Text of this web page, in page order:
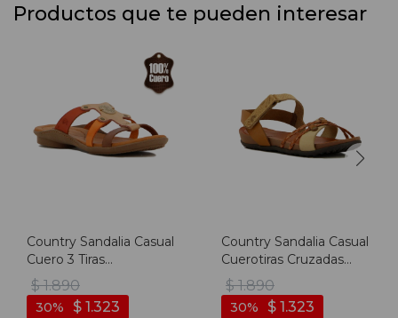
Productos que te pueden interesar
Country Sandalia Casual
Cuero 3 Tiras
Combinadas S/baja -
Telha-mix
$ 1.890
$ 1.323
30
Country Sandalia Casual
Cuerotiras Cruzadas
Trenzada - Crema-mix
$ 1.890
$ 1.323
30